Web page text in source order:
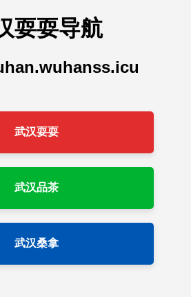
耍耍导航
武汉耍耍
武汉品茶
武汉桑拿